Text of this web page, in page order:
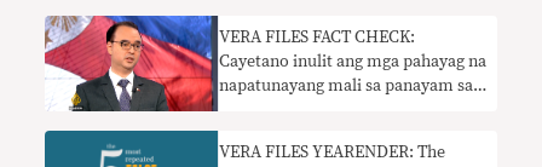
​VERA FILES FACT CHECK:
Cayetano inulit ang mga pahayag na
napatunayang mali sa panayam sa
VERA FILES YEARENDER: The